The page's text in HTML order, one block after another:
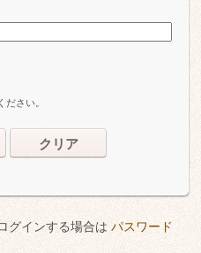
さい。
クリア
グインする場合は パスワード